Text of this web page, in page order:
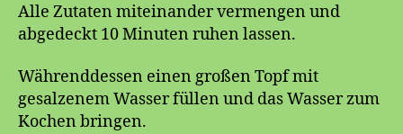
Alle Zutaten miteinander vermengen und
abgedeckt 10 Minuten ruhen lassen.
Währenddessen einen großen Topf mit
gesalzenem Wasser füllen und das Wasser zum
Kochen bringen.